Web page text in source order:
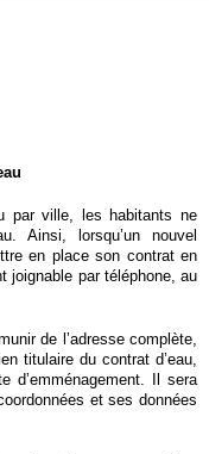
par ville, les habitants ne
Ainsi, lorsqu’un nouvel
en place son contrat en
de l’adresse complète,
titulaire du contrat d’eau,
d’emménagement. Il sera
et ses données